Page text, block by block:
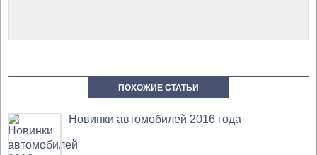
ПОХОЖИЕ СТАТЬИ
Новинки автомобилей 2016 года